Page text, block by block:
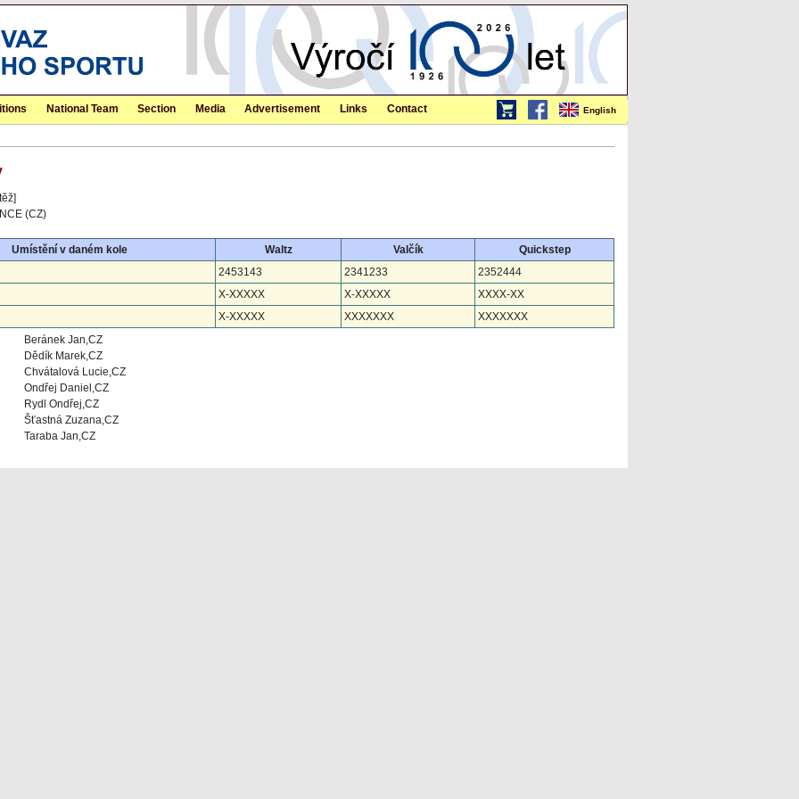
English
National Team Section Media Advertisement Links Contact
(CZ)
Umístění v daném kole Waltz Valčík
Quickstep
2453143 2341233
2352444
X-XXXXX X-XXXXX
XXXX-XX
X-XXXXX XXXXXXX
XXXXXXX
Beránek Jan,CZ
Dědík Marek,CZ
Chvátalová Lucie,CZ
Ondřej Daniel,CZ
Rydl Ondřej,CZ
Šťastná Zuzana,CZ
Taraba Jan,CZ